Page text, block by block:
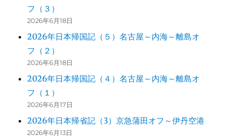
フ（３）
2026年6月18日
2026年日本帰国記（５）名古屋～内海～離島オ
フ（２）
2026年6月18日
2026年日本帰国記（４）名古屋～内海～離島オ
フ（１）
2026年6月17日
2026年日本帰省記（3）京急蒲田オフ～伊丹空港
2026年6月13日